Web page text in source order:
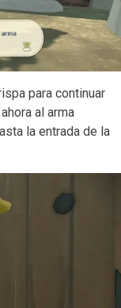
para continuar
al arma
la entrada de la